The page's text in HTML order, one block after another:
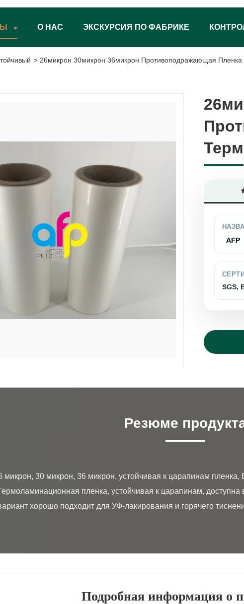
О НАС ЭКСКУРСИЯ ПО ФАБРИКЕ
> 26микрон 30микрон 36микрон Противоподражающая
AFP
SGS,
Резюме
пленка, устойчивая к царапинам,
хорошо подходит для УФ-лакирования и горячего
Подробная информация о